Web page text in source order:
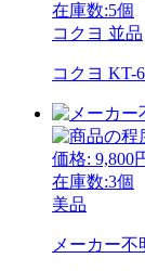
在庫数:5個
コクヨ 並品
コクヨ KT-
価格: 9,800
在庫数:3個
美品
メーカー不